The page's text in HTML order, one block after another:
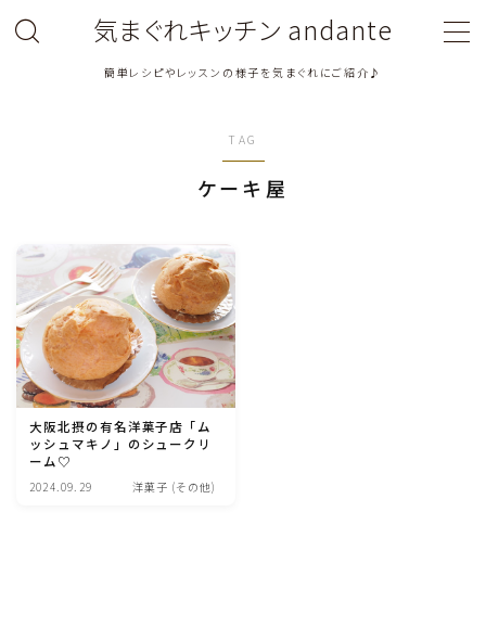
気まぐれキッチン andante
簡単レシピやレッスンの様子を気まぐれにご紹介♪
鶏肉料理
豚肉料理
牛肉料理
ひき肉料理
TAG
ケーキ屋
大阪北摂の有名洋菓子店「ム
ッシュマキノ」のシュークリ
ーム♡
2024.09.29 洋菓子 (その他)